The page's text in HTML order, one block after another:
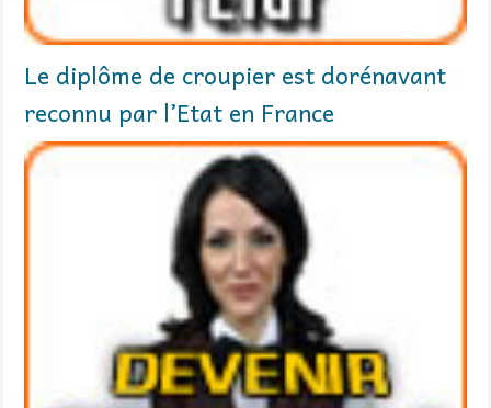
Le diplôme de croupier est dorénavant
reconnu par l’Etat en France